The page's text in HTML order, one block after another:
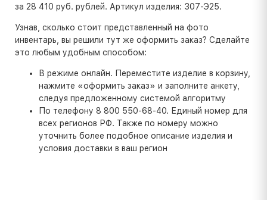
за 28 410 руб. рублей. Артикул изделия: 307-Э25.
Узнав, сколько стоит представленный на фото
инвентарь, вы решили тут же оформить заказ? Сделайте
это любым удобным способом:
В режиме онлайн. Переместите изделие в корзину,
нажмите «оформить заказ» и заполните анкету,
следуя предложенному системой алгоритму
По телефону 8 800 550-68-40. Единый номер для
всех регионов РФ. Также по номеру можно
уточнить более подобное описание изделия и
условия доставки в ваш регион